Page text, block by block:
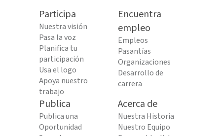
Participa
Nuestra visión
Pasa la voz
Planifica tu
participación
Usa el logo
Apoya nuestro
trabajo
Encuentra
empleo
Empleos
Pasantías
Organizaciones
Desarrollo de
carrera
Publica
Publica una
Oportunidad
Acerca de
Nuestra Historia
Nuestro Equipo